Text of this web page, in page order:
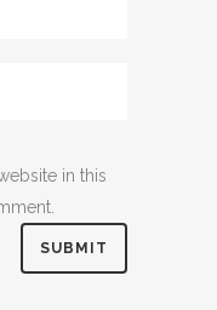
in this